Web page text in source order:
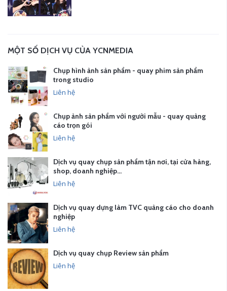
MỘT SỐ DỊCH VỤ CỦA YCNMEDIA
Chụp hình ảnh sản phẩm - quay phim sản phẩm
trong studio
Liên hệ
Chụp ảnh sản phẩm với người mẫu - quay quảng
cáo trọn gói
Liên hệ
Dịch vụ quay chụp sản phẩm tận nơi, tại cửa hàng,
shop, doanh nghiệp…
Liên hệ
Dịch vụ quay dựng làm TVC quảng cáo cho doanh
nghiệp
Liên hệ
Dịch vụ quay chụp Review sản phẩm
Liên hệ